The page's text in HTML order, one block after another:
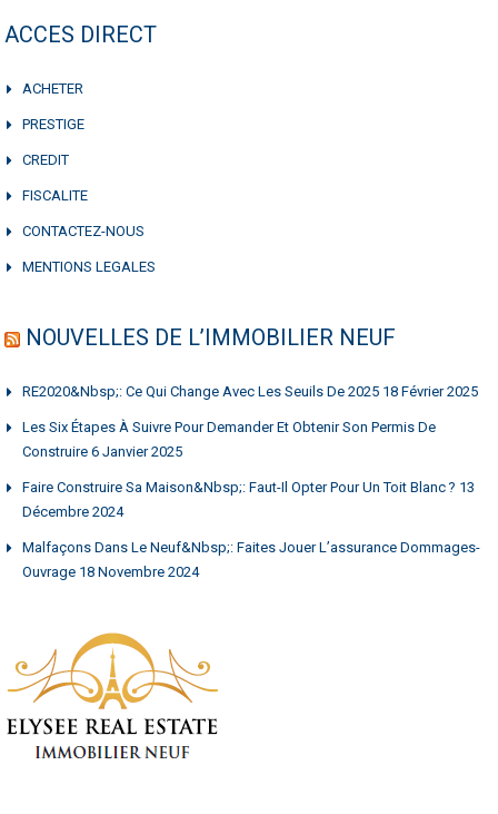
ACCES DIRECT
ACHETER
PRESTIGE
CREDIT
FISCALITE
CONTACTEZ-NOUS
MENTIONS LEGALES
NOUVELLES DE L’IMMOBILIER NEUF
RE2020&nbsp;: Ce Qui Change Avec Les Seuils De 2025 18 Février 2025
Les Six Étapes À Suivre Pour Demander Et Obtenir Son Permis De
Construire 6 Janvier 2025
Faire Construire Sa Maison&nbsp;: Faut-Il Opter Pour Un Toit Blanc ? 13
Décembre 2024
Malfaçons Dans Le Neuf&nbsp;: Faites Jouer L’assurance Dommages-
Ouvrage 18 Novembre 2024